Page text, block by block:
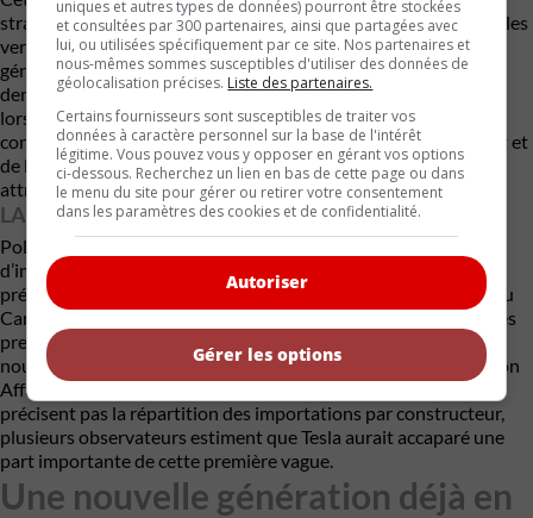
stratégie adoptée par le constructeur. Plutôt que de multiplier les
versions, Polestar proposera une configuration unique très
généreusement équipée. Selon Hugues Bissonnette, le prix
demandé demeure comparable à celui de l’ancienne Polestar 2
lorsqu’elle était équipée de tous ses ensembles d’options. Le
constructeur mise également sur des solutions de financement et
de location concurrentielles afin de maintenir des mensualités
attrayantes.
LA CONCURRENCE CHINOISE S’ORGANISE
Polestar ne sera toutefois pas seule à profiter des quotas
d’importation. Les constructeurs chinois
et Geely
préparent activement l’arrivée de plusieurs de leurs marques au
Canada, certaines pouvant faire leur entrée dès cette année. Les
premiers
admis dans le cadre du
nouveau programme sont d’ailleurs arrivés au pays en mai, selon
Affaires mondiales Canada. Même si les données officielles ne
précisent pas la répartition des importations par constructeur,
plusieurs observateurs estiment que Tesla aurait accaparé une
part importante de cette première vague.
Une nouvelle génération déjà en
uniques et autres types de données) pourront être stockées
et consultées par 300 partenaires, ainsi que partagées avec
lui, ou utilisées spécifiquement par ce site. Nos partenaires et
nous-mêmes sommes susceptibles d'utiliser des données de
géolocalisation précises. Liste des partenaires.
Certains fournisseurs sont susceptibles de traiter vos
données à caractère personnel sur la base de l'intérêt
légitime. Vous pouvez vous y opposer en gérant vos options
ci-dessous. Recherchez un lien en bas de cette page ou dans
le menu du site pour gérer ou retirer votre consentement
dans les paramètres des cookies et de confidentialité.
Autoriser
Gérer les options